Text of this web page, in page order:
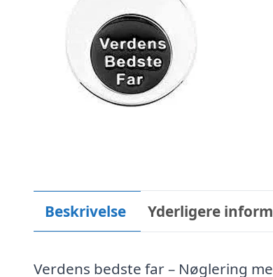
Beskrivelse Yderligere
Verdens bedste far – Nøglering